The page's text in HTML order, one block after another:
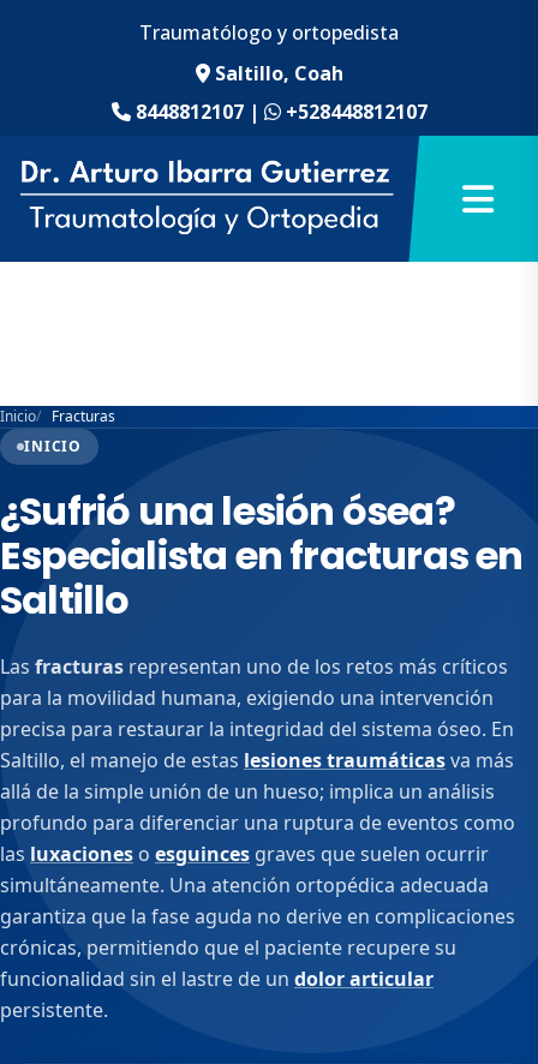
Traumatólogo y ortopedista
Saltillo, Coah
8448812107| +528448812107
Inicio
Fracturas
INICIO
¿Sufrió una lesión ósea?
Especialista en fracturas en
Saltillo
Las fracturas representan uno de los retos más críticos
para la movilidad humana, exigiendo una intervención
precisa para restaurar la integridad del sistema óseo. En
Saltillo, el manejo de estas lesiones traumáticasva más
allá de la simple unión de un hueso; implica un análisis
profundo para diferenciar una ruptura de eventos como
las luxaciones o esguinces graves que suelen ocurrir
simultáneamente. Una atención ortopédica adecuada
garantiza que la fase aguda no derive en complicaciones
crónicas, permitiendo que el paciente recupere su
funcionalidad sin el lastre de un dolor articular
persistente.